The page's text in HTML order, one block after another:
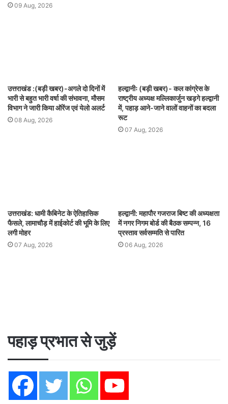
09 Aug, 2026
उत्तराखंड :(बड़ी खबर)-अगले दो दिनों में
भारी से बहुत भारी वर्षा की संभावना, मौसम
विभाग ने जारी किया ऑरेंज एवं येलो अलर्ट
08 Aug, 2026
हल्द्वानीः (बड़ी खबर)- कल कांग्रेस के
राष्ट्रीय अध्यक्ष मल्लिकार्जुन खड़गे हल्द्वानी
में, पहाड़ आने-जाने वालों वाहनों का बदला
रूट
07 Aug, 2026
उत्तराखंड: धामी कैबिनेट के ऐतिहासिक
फैसले, लामाचौड़ में हाईकोर्ट की भूमि के लिए
लगी मोहर
07 Aug, 2026
हल्द्वानी: महापौर गजराज बिष्ट की अध्यक्षता
में नगर निगम बोर्ड की बैठक सम्पन्न, 16
प्रस्ताव सर्वसम्मति से पारित
06 Aug, 2026
पहाड़ प्रभात से जुड़ें